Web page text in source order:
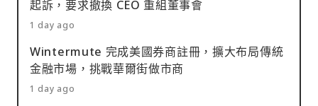
起訴，要求撤換 CEO 重組董事會
1 day ago
Wintermute 完成美國券商註冊，擴大布局傳統
金融市場，挑戰華爾街做市商
1 day ago